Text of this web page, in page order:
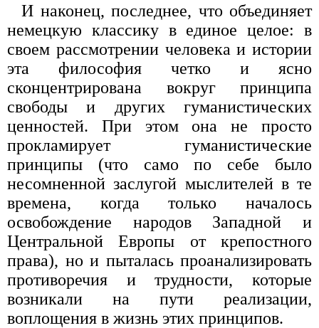
И наконец, последнее, что объединяет
немецкую классику в единое целое: в
своем рассмотрении человека и истории
эта философия четко и ясно
сконцентрирована вокруг принципа
свободы и других гуманистических
ценностей. При этом она не просто
прокламирует гуманистические
принципы (что само по себе было
несомненной заслугой мыслителей в те
времена, когда только началось
освобождение народов Западной и
Центральной Европы от крепостного
права), но и пыталась проанализировать
противоречия и трудности, которые
возникали на пути реализации,
воплощения в жизнь этих принципов.